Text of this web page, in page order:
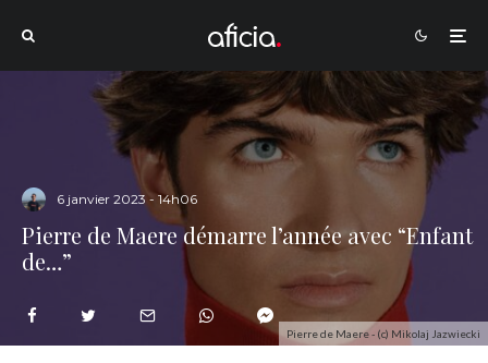
Pierre de Maere - (c) Mikolaj Jazwiecki
6 janvier 2023 - 14h06
Pierre de Maere démarre l’année avec “Enfant
de…”